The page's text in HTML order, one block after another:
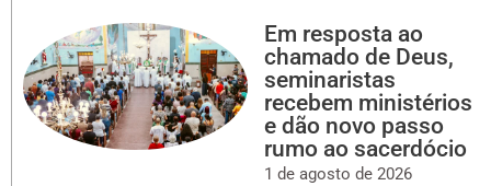
Em resposta ao
chamado de Deus,
seminaristas
recebem ministérios
e dão novo passo
rumo ao sacerdócio
1 de agosto de 2026